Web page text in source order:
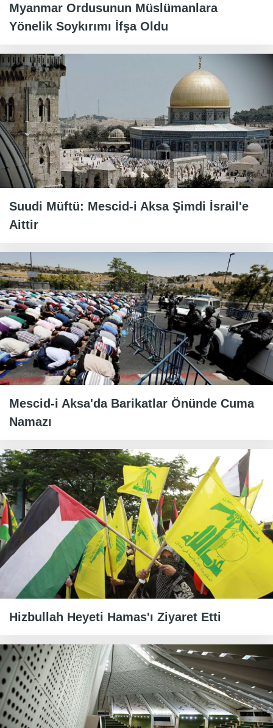
Myanmar Ordusunun Müslümanlara
Yönelik Soykırımı İfşa Oldu
Suudi Müftü: Mescid-i Aksa Şimdi İsrail'e
Aittir
Mescid-i Aksa'da Barikatlar Önünde Cuma
Namazı
Hizbullah Heyeti Hamas'ı Ziyaret Etti